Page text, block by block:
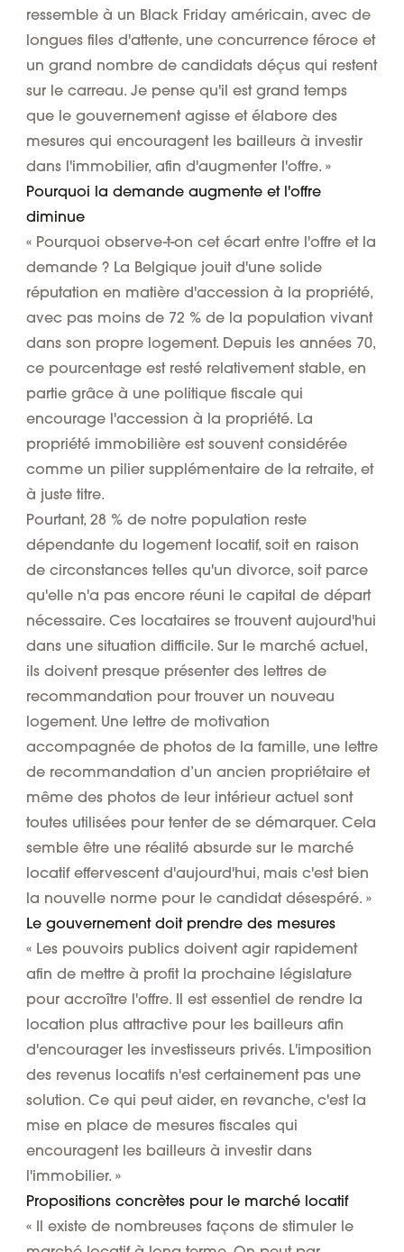
ressemble à un Black Friday américain, avec de
longues files d'attente, une concurrence féroce et
un grand nombre de candidats déçus qui restent
sur le carreau. Je pense qu'il est grand temps
que le gouvernement agisse et élabore des
mesures qui encouragent les bailleurs à investir
dans l'immobilier, afin d'augmenter l'offre. »
Pourquoi la demande augmente et l'offre
diminue
« Pourquoi observe-t-on cet écart entre l'offre et la
demande ? La Belgique jouit d'une solide
réputation en matière d'accession à la propriété,
avec pas moins de 72 % de la population vivant
dans son propre logement. Depuis les années 70,
ce pourcentage est resté relativement stable, en
partie grâce à une politique fiscale qui
encourage l'accession à la propriété. La
propriété immobilière est souvent considérée
comme un pilier supplémentaire de la retraite, et
à juste titre.
Pourtant, 28 % de notre population reste
dépendante du logement locatif, soit en raison
de circonstances telles qu'un divorce, soit parce
qu'elle n'a pas encore réuni le capital de départ
nécessaire. Ces locataires se trouvent aujourd'hui
dans une situation difficile. Sur le marché actuel,
ils doivent presque présenter des lettres de
recommandation pour trouver un nouveau
logement. Une lettre de motivation
accompagnée de photos de la famille, une lettre
de recommandation d’un ancien propriétaire et
même des photos de leur intérieur actuel sont
toutes utilisées pour tenter de se démarquer. Cela
semble être une réalité absurde sur le marché
locatif effervescent d'aujourd'hui, mais c'est bien
la nouvelle norme pour le candidat désespéré. »
Le gouvernement doit prendre des mesures
« Les pouvoirs publics doivent agir rapidement
afin de mettre à profit la prochaine législature
pour accroître l'offre. Il est essentiel de rendre la
location plus attractive pour les bailleurs afin
d'encourager les investisseurs privés. L'imposition
des revenus locatifs n'est certainement pas une
solution. Ce qui peut aider, en revanche, c'est la
mise en place de mesures fiscales qui
encouragent les bailleurs à investir dans
l'immobilier. »
Propositions concrètes pour le marché locatif
« Il existe de nombreuses façons de stimuler le